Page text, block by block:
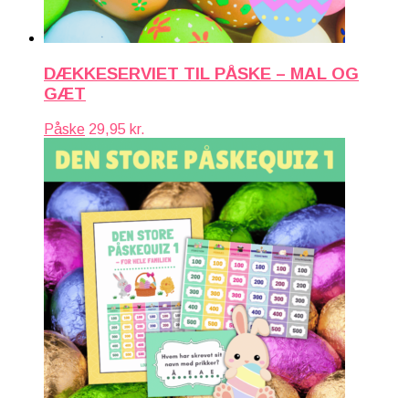
DÆKKESERVIET TIL PÅSKE – MAL OG
GÆT
Påske 29,95 kr.